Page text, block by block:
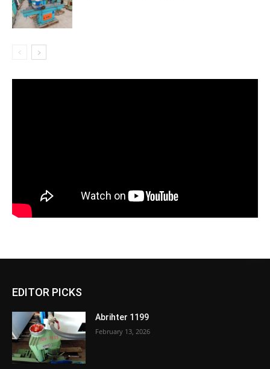
EDITOR PICKS
Abrihter 1199
February 13, 2026